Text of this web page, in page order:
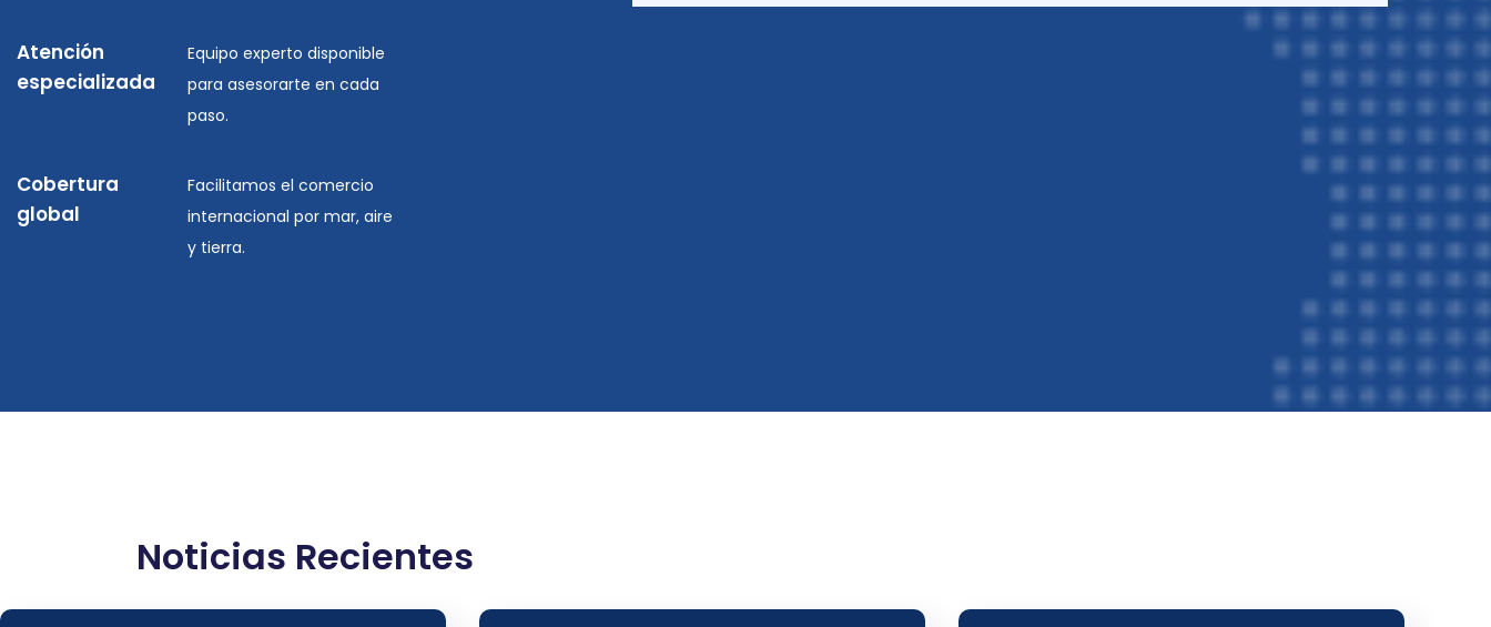
Atención
especializada
Equipo experto disponible
para asesorarte en cada
paso.
Cobertura
global
Facilitamos el comercio
internacional por mar, aire
y tierra.
Noticias Recientes